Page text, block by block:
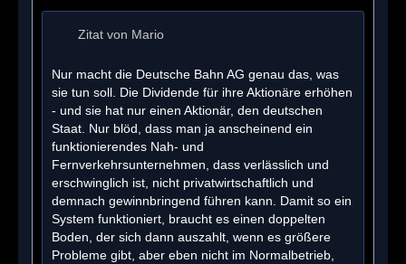
Zitat von Mario
Nur macht die Deutsche Bahn AG genau das, was
sie tun soll. Die Dividende für ihre Aktionäre erhöhen
- und sie hat nur einen Aktionär, den deutschen
Staat. Nur blöd, dass man ja anscheinend ein
funktionierendes Nah- und
Fernverkehrsunternehmen, dass verlässlich und
erschwinglich ist, nicht privatwirtschaftlich und
demnach gewinnbringend führen kann. Damit so ein
System funktioniert, braucht es einen doppelten
Boden, der sich dann auszahlt, wenn es größere
Probleme gibt, aber eben nicht im Normalbetrieb,